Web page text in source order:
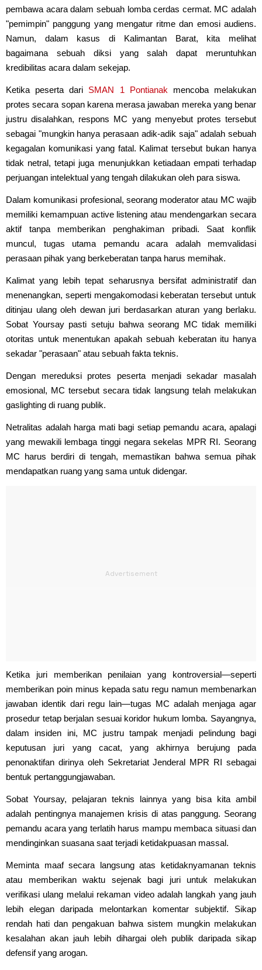
pembawa acara dalam sebuah lomba cerdas cermat. MC adalah
"pemimpin" panggung yang mengatur ritme dan emosi audiens.
Namun, dalam kasus di Kalimantan Barat, kita melihat
bagaimana sebuah diksi yang salah dapat meruntuhkan
kredibilitas acara dalam sekejap.
Ketika peserta dari SMAN 1 Pontianak mencoba melakukan
protes secara sopan karena merasa jawaban mereka yang benar
justru disalahkan, respons MC yang menyebut protes tersebut
sebagai "mungkin hanya perasaan adik-adik saja" adalah sebuah
kegagalan komunikasi yang fatal. Kalimat tersebut bukan hanya
tidak netral, tetapi juga menunjukkan ketiadaan empati terhadap
perjuangan intelektual yang tengah dilakukan oleh para siswa.
Dalam komunikasi profesional, seorang moderator atau MC wajib
memiliki kemampuan active listening atau mendengarkan secara
aktif tanpa memberikan penghakiman pribadi. Saat konflik
muncul, tugas utama pemandu acara adalah memvalidasi
perasaan pihak yang berkeberatan tanpa harus memihak.
Kalimat yang lebih tepat seharusnya bersifat administratif dan
menenangkan, seperti mengakomodasi keberatan tersebut untuk
ditinjau ulang oleh dewan juri berdasarkan aturan yang berlaku.
Sobat Yoursay pasti setuju bahwa seorang MC tidak memiliki
otoritas untuk menentukan apakah sebuah keberatan itu hanya
sekadar "perasaan" atau sebuah fakta teknis.
Dengan mereduksi protes peserta menjadi sekadar masalah
emosional, MC tersebut secara tidak langsung telah melakukan
gaslighting di ruang publik.
Netralitas adalah harga mati bagi setiap pemandu acara, apalagi
yang mewakili lembaga tinggi negara sekelas MPR RI. Seorang
MC harus berdiri di tengah, memastikan bahwa semua pihak
mendapatkan ruang yang sama untuk didengar.
Ketika juri memberikan penilaian yang kontroversial—seperti
memberikan poin minus kepada satu regu namun membenarkan
jawaban identik dari regu lain—tugas MC adalah menjaga agar
prosedur tetap berjalan sesuai koridor hukum lomba. Sayangnya,
dalam insiden ini, MC justru tampak menjadi pelindung bagi
keputusan juri yang cacat, yang akhirnya berujung pada
penonaktifan dirinya oleh Sekretariat Jenderal MPR RI sebagai
bentuk pertanggungjawaban.
Sobat Yoursay, pelajaran teknis lainnya yang bisa kita ambil
adalah pentingnya manajemen krisis di atas panggung. Seorang
pemandu acara yang terlatih harus mampu membaca situasi dan
mendinginkan suasana saat terjadi ketidakpuasan massal.
Meminta maaf secara langsung atas ketidaknyamanan teknis
atau memberikan waktu sejenak bagi juri untuk melakukan
verifikasi ulang melalui rekaman video adalah langkah yang jauh
lebih elegan daripada melontarkan komentar subjektif. Sikap
rendah hati dan pengakuan bahwa sistem mungkin melakukan
kesalahan akan jauh lebih dihargai oleh publik daripada sikap
defensif yang arogan.